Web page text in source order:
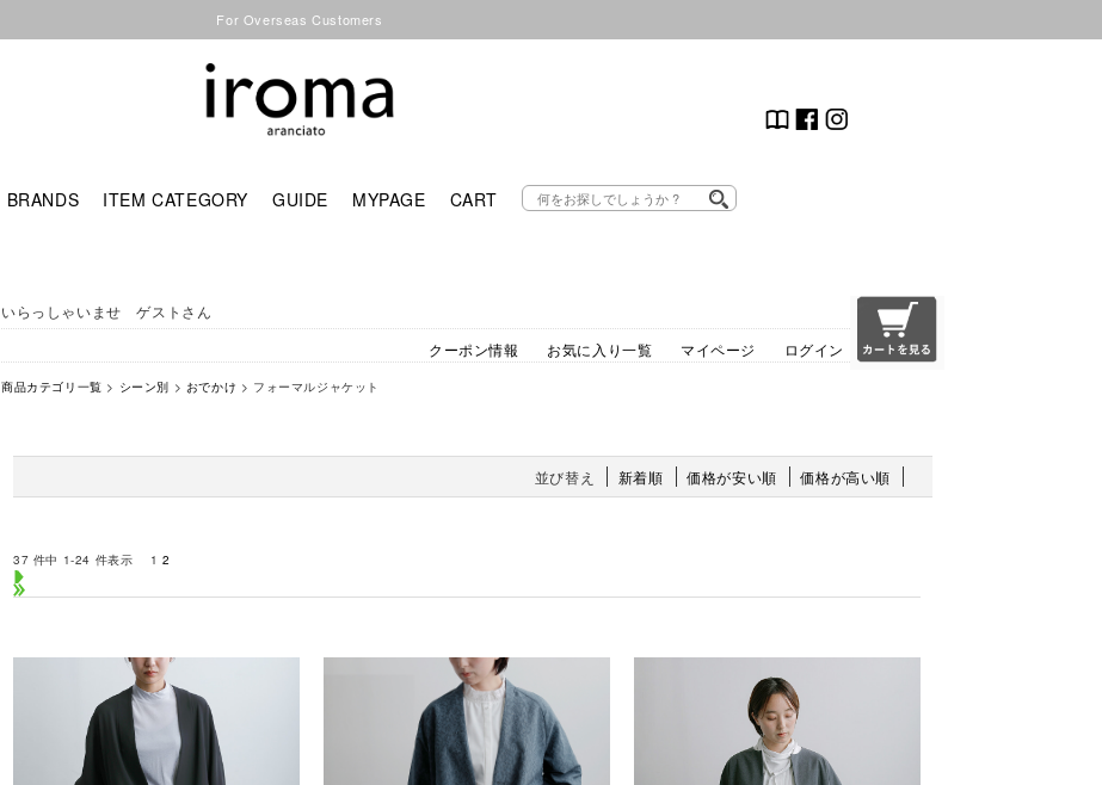
For Overseas Customers
BRANDS ITEM CATEGORY GUIDE MYPAGE CART
いらっしゃいませ ゲストさん
クーポン情報
お気に入り一覧 マイページ ログイン
商品カテゴリ一覧 > シーン別 > おでかけ > フォーマルジャケット
並び替え 新着順 価格が安い順 価格が高い順
37 件中 1-24 件表示 1 2